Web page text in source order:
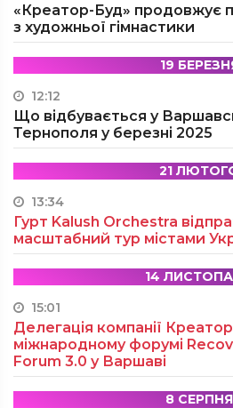
«Креатор-Буд» продовжує
з художньої гімнастики
19
12:12
Що відбувається у
Тернополя у березні 2025
21
13:34
Гурт Kalush Orchestra
масштабний тур містами
14
15:01
Делегація компанії
міжнародному форумі
Forum 3.0 у Варшаві
8 СЕРПНЯ